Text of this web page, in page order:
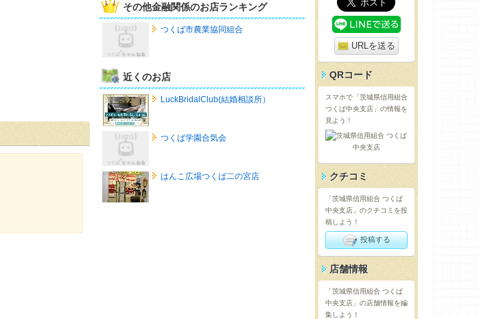
その他金融関係のお店ランキング
つくば市農業協同組合
近くのお店
LuckBridalClub(結婚相談所）
つくば学園合気会
はんこ広場つくば二の宮店
URLを送る
QRコード
スマホで「茨城県信用組合
つくば中央支店」の情報を
見よう！
クチコミ
「茨城県信用組合 つくば
中央支店」のクチコミを投
稿しよう！
投稿する
店舗情報
「茨城県信用組合 つくば
中央支店」の店舗情報を編
集しよう！